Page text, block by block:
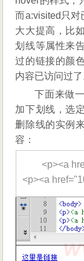
而a:visited只对
大大提高，比
划线等属性来
过的链接的颜
内容已访问过了
下面来做
加下划线，选
删除线的实例
容：
<p><a
<p><a